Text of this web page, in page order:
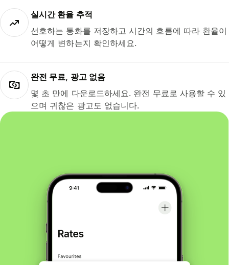
실시간 환율 추적
선호하는 통화를 저장하고 시간의 흐름에 따라 환율이
어떻게 변하는지 확인하세요.
완전 무료, 광고 없음
몇 초 만에 다운로드하세요. 완전 무료로 사용할 수 있
으며 귀찮은 광고도 없습니다.